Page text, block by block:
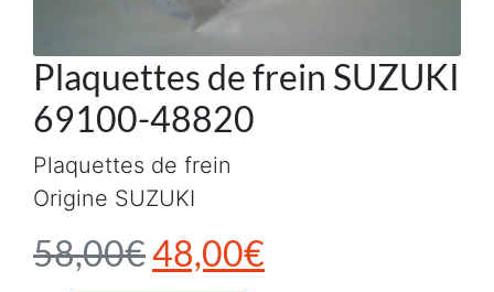
Plaquettes de frein SUZUKI
69100-48820
58,00€Le prix initial était :
48,00€
Plaquettes de frein
Origine SUZUKI